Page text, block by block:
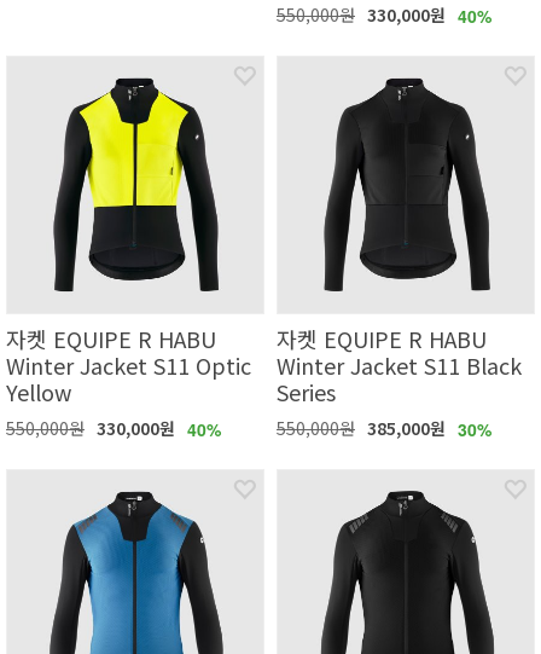
550,000원 330,000원 40%
자켓 EQUIPE R HABU
Winter Jacket S11 Optic
Yellow
550,000원 330,000원 40%
자켓 EQUIPE R HABU
Winter Jacket S11 Black
Series
550,000원 385,000원 30%